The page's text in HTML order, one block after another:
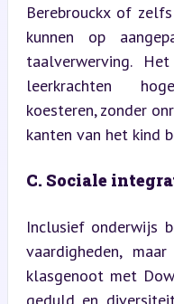
Berebrouckx of
kunnen op
taalverwerving.
leerkrachten
koesteren, zonder
kanten van het kind
C. Sociale
Inclusief onderwijs
vaardigheden,
klasgenoot met